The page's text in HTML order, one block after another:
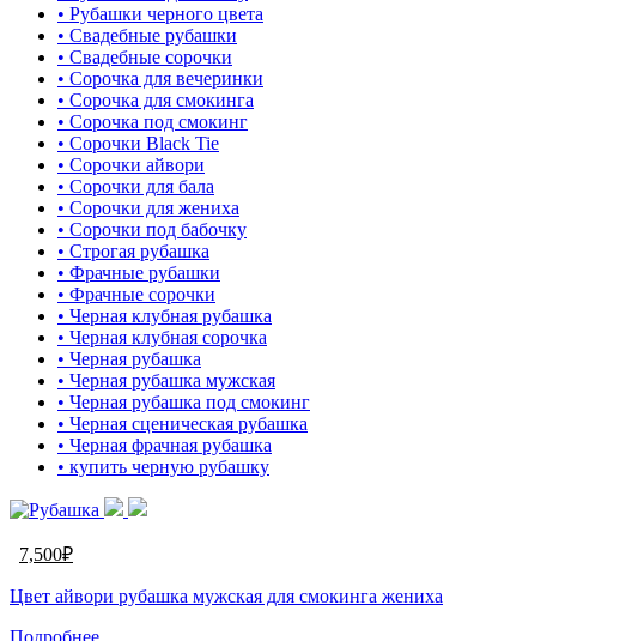
• Рубашки черного цвета
• Свадебные рубашки
• Свадебные сорочки
• Сорочка для вечеринки
• Сорочка для смокинга
• Сорочка под смокинг
• Сорочки Black Tie
• Сорочки айвори
• Сорочки для бала
• Сорочки для жениха
• Сорочки под бабочку
• Строгая рубашка
• Фрачные рубашки
• Фрачные сорочки
• Черная клубная рубашка
• Черная клубная сорочка
• Черная рубашка
• Черная рубашка мужская
• Черная рубашка под смокинг
• Черная сценическая рубашка
• Черная фрачная рубашка
• купить черную рубашку
7,500₽
Цвет айвори рубашка мужская для смокинга жениха
Подробнее